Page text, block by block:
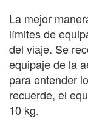
La mejor
límites de
del viaje. Se
equipaje de la
para entender
recuerde, el
10 kg.